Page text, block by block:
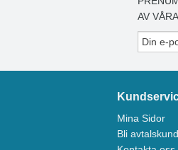
AV
Mina Sidor
Bli avtalskund